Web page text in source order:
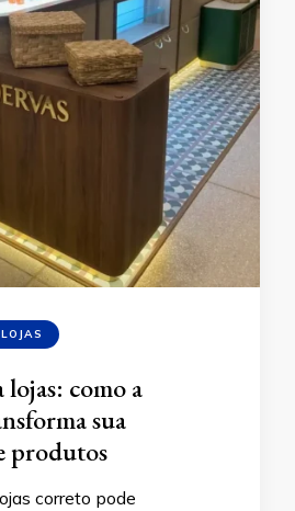
como a
sua
produtos
correto pode